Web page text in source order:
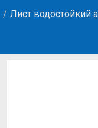
Лист водостойкий